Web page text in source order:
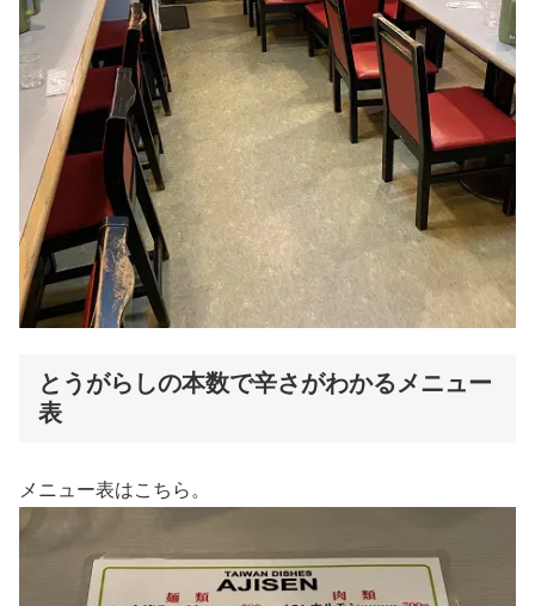
とうがらしの本数で辛さがわかるメニュー
表
メニュー表はこちら。